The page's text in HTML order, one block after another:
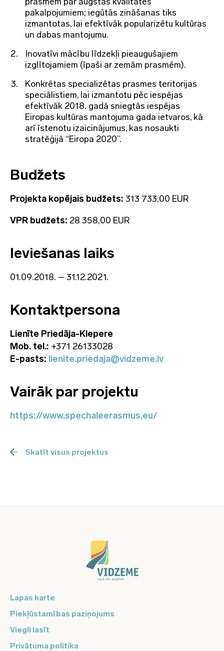
pakalpojumiem; iegūtās zināšanas tiks
izmantotas, lai efektīvāk popularizētu kultūras
un dabas mantojumu.
Inovatīvi mācību līdzekļi pieaugušajiem
izglītojamiem (īpaši ar zemām prasmēm).
Konkrētas specializētas prasmes teritorijas
speciālistiem, lai izmantotu pēc iespējas
efektīvāk 2018. gadā sniegtās iespējas
Eiropas kultūras mantojuma gada ietvaros, kā
arī īstenotu izaicinājumus, kas nosaukti
stratēģijā “Eiropa 2020”.
Budžets
Projekta kopējais budžets: 313 733,00 EUR
VPR budžets: 28 358,00 EUR
Ieviešanas laiks
01.09.2018. – 31.12.2021.
Kontaktpersona
Lienīte Priedāja-Klepere
Mob. tel.: +371 26133028
E-pasts: lienite.priedaja@vidzeme.lv
Vairāk par projektu
https://www.spechaleerasmus.eu/
Skatīt visus projektus
Lapas karte
Piekļūstamības paziņojums
Viegli lasīt
Privātuma politika